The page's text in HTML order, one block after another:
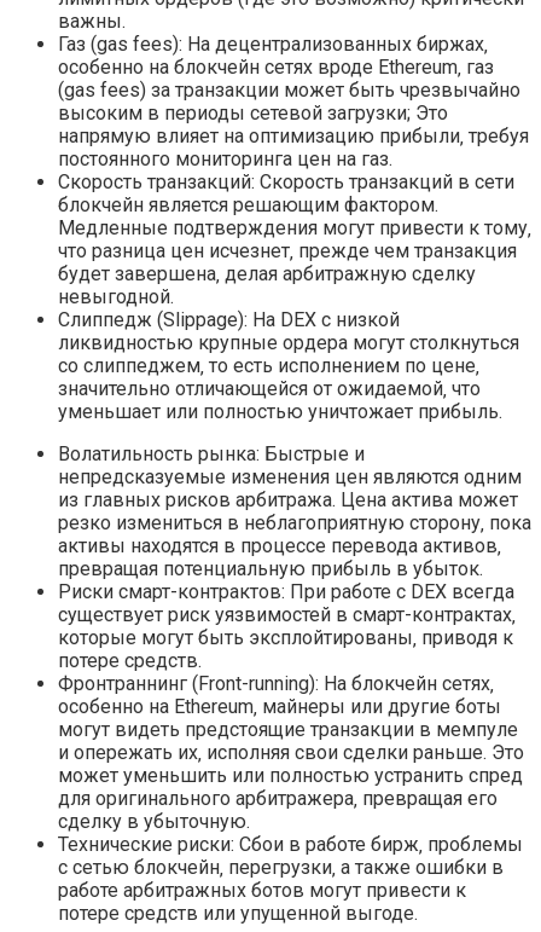
важны.
Газ (gas fees): На децентрализованных биржах‚
особенно на блокчейн сетях вроде Ethereum‚ газ
(gas fees) за транзакции может быть чрезвычайно
высоким в периоды сетевой загрузки; Это
напрямую влияет на оптимизацию прибыли‚ требуя
постоянного мониторинга цен на газ.
Скорость транзакций: Скорость транзакций в сети
блокчейн является решающим фактором.
Медленные подтверждения могут привести к тому‚
что разница цен исчезнет‚ прежде чем транзакция
будет завершена‚ делая арбитражную сделку
невыгодной.
Слиппедж (Slippage): На DEX с низкой
ликвидностью крупные ордера могут столкнуться
со слиппеджем‚ то есть исполнением по цене‚
значительно отличающейся от ожидаемой‚ что
уменьшает или полностью уничтожает прибыль.
Волатильность рынка: Быстрые и
непредсказуемые изменения цен являются одним
из главных рисков арбитража. Цена актива может
резко измениться в неблагоприятную сторону‚ пока
активы находятся в процессе перевода активов‚
превращая потенциальную прибыль в убыток.
Риски смарт-контрактов: При работе с DEX всегда
существует риск уязвимостей в смарт-контрактах‚
которые могут быть эксплойтированы‚ приводя к
потере средств.
Фронтраннинг (Front-running): На блокчейн сетях‚
особенно на Ethereum‚ майнеры или другие боты
могут видеть предстоящие транзакции в мемпуле
и опережать их‚ исполняя свои сделки раньше. Это
может уменьшить или полностью устранить спред
для оригинального арбитражера‚ превращая его
сделку в убыточную.
Технические риски: Сбои в работе бирж‚ проблемы
с сетью блокчейн‚ перегрузки‚ а также ошибки в
работе арбитражных ботов могут привести к
потере средств или упущенной выгоде.